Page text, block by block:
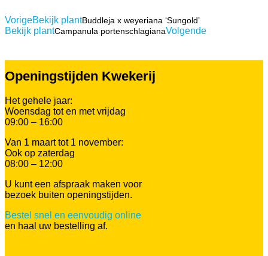
VorigeBekijk plantBuddleja x weyeriana ‘Sungold’
Bekijk plantCampanula portenschlagianaVolgende
Openingstijden Kwekerij
Het gehele jaar:
Woensdag tot en met vrijdag
09:00 – 16:00
Van 1 maart tot 1 november:
Ook op zaterdag
08:00 – 12:00
U kunt een afspraak maken voor
bezoek buiten openingstijden.
Bestel snel en eenvoudig online
en haal uw bestelling af.